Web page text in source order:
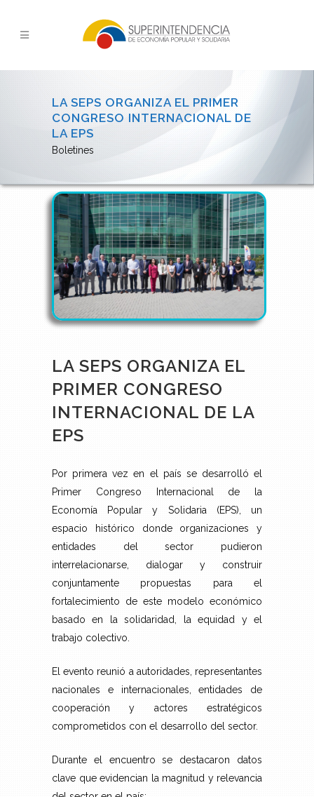
LA SEPS ORGANIZA EL PRIMER
CONGRESO INTERNACIONAL DE
LA EPS
Boletines
LA SEPS ORGANIZA EL
PRIMER CONGRESO
INTERNACIONAL DE LA
EPS
Por primera vez en el país se desarrolló el
Primer Congreso Internacional de la
Economía Popular y Solidaria (EPS), un
espacio histórico donde organizaciones y
entidades del sector pudieron
interrelacionarse, dialogar y construir
conjuntamente propuestas para el
fortalecimiento de este modelo económico
basado en la solidaridad, la equidad y el
trabajo colectivo.
El evento reunió a autoridades, representantes
nacionales e internacionales, entidades de
cooperación y actores estratégicos
comprometidos con el desarrollo del sector.
Durante el encuentro se destacaron datos
clave que evidencian la magnitud y relevancia